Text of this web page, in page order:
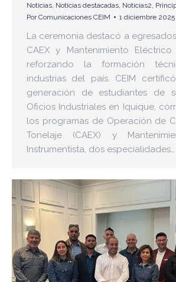
Noticias Noticias destacadas Noticias2
PorComunicaciones CEIM 1 diciembre 2025
La ceremonia destacó a
CAEX y Mantenimiento Eléctrico
reforzando la formación
industrias del país. CEIM
generación de estudiantes de
Oficios Industriales en Iquique,
los programas de Operación de
Tonelaje (CAEX) y
Instrumentista, dos especialidades…